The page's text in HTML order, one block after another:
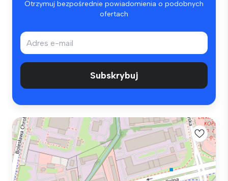
Otrzymuj bezpośrednie powiadomienia o podobnych
ofertach
Subskrybuj